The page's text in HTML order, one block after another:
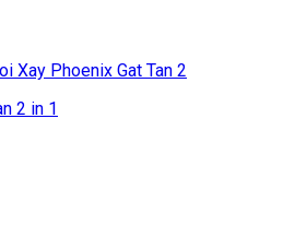
2 in 1